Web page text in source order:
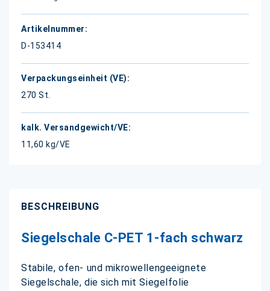
D-153414
270 St.
11,60 kg/VE
BESCHREIBUNG
Siegelschale C-PET 1-fach schwarz
Stabile, ofen- und mikrowellengeeignete
Siegelschale, die sich mit Siegelfolie